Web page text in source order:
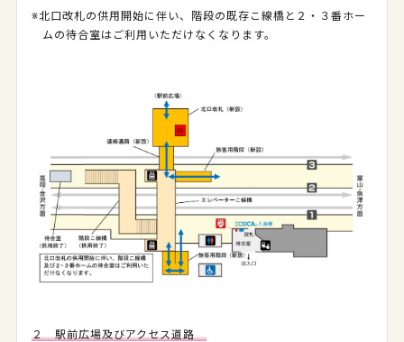
※北口改札の供用開始に伴い、階段の既存こ線橋と２・３番ホー
ムの待合室はご利用いただけなくなります。
２ 駅前広場及びアクセス道路